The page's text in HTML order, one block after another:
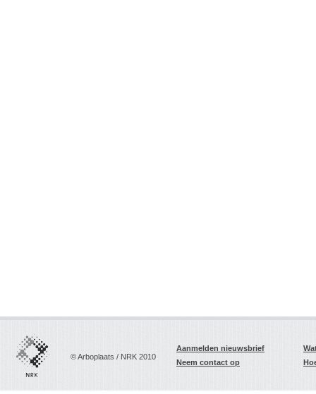
© Arboplaats / NRK 2010
Aanmelden nieuwsbrief
Neem contact op